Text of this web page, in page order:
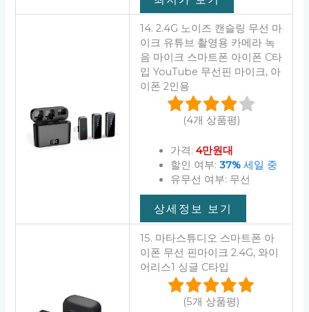
14. 2.4G 노이즈 캔슬링 무선 마
이크 유튜브 촬영용 카메라 녹
음 마이크 스마트폰 아이폰 C타
입 YouTube 무선핀 마이크, 아
이폰 2인용
(4개 상품평)
가격: 4만원대
할인 여부: 37%세일 중
유무선 여부: 무선
상세정보 보기
15. 마타스튜디오 스마트폰 아
이폰 무선 핀마이크 2.4G, 와이
어리스1 싱글 C타입
(5개 상품평)